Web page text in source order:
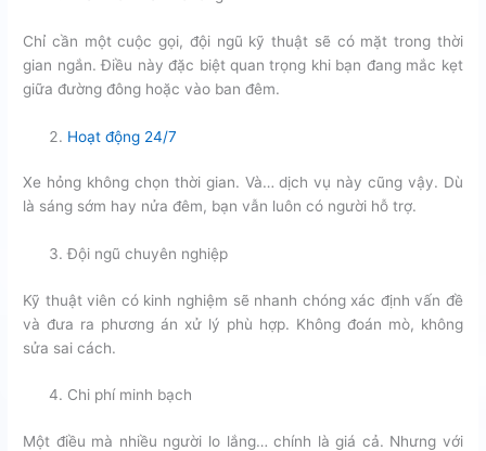
Chỉ cần một cuộc gọi, đội ngũ kỹ thuật sẽ có mặt trong thời
gian ngắn. Điều này đặc biệt quan trọng khi bạn đang mắc kẹt
giữa đường đông hoặc vào ban đêm.
Hoạt động 24/7
Xe hỏng không chọn thời gian. Và… dịch vụ này cũng vậy. Dù
là sáng sớm hay nửa đêm, bạn vẫn luôn có người hỗ trợ.
Đội ngũ chuyên nghiệp
Kỹ thuật viên có kinh nghiệm sẽ nhanh chóng xác định vấn đề
và đưa ra phương án xử lý phù hợp. Không đoán mò, không
sửa sai cách.
Chi phí minh bạch
Một điều mà nhiều người lo lắng… chính là giá cả. Nhưng với